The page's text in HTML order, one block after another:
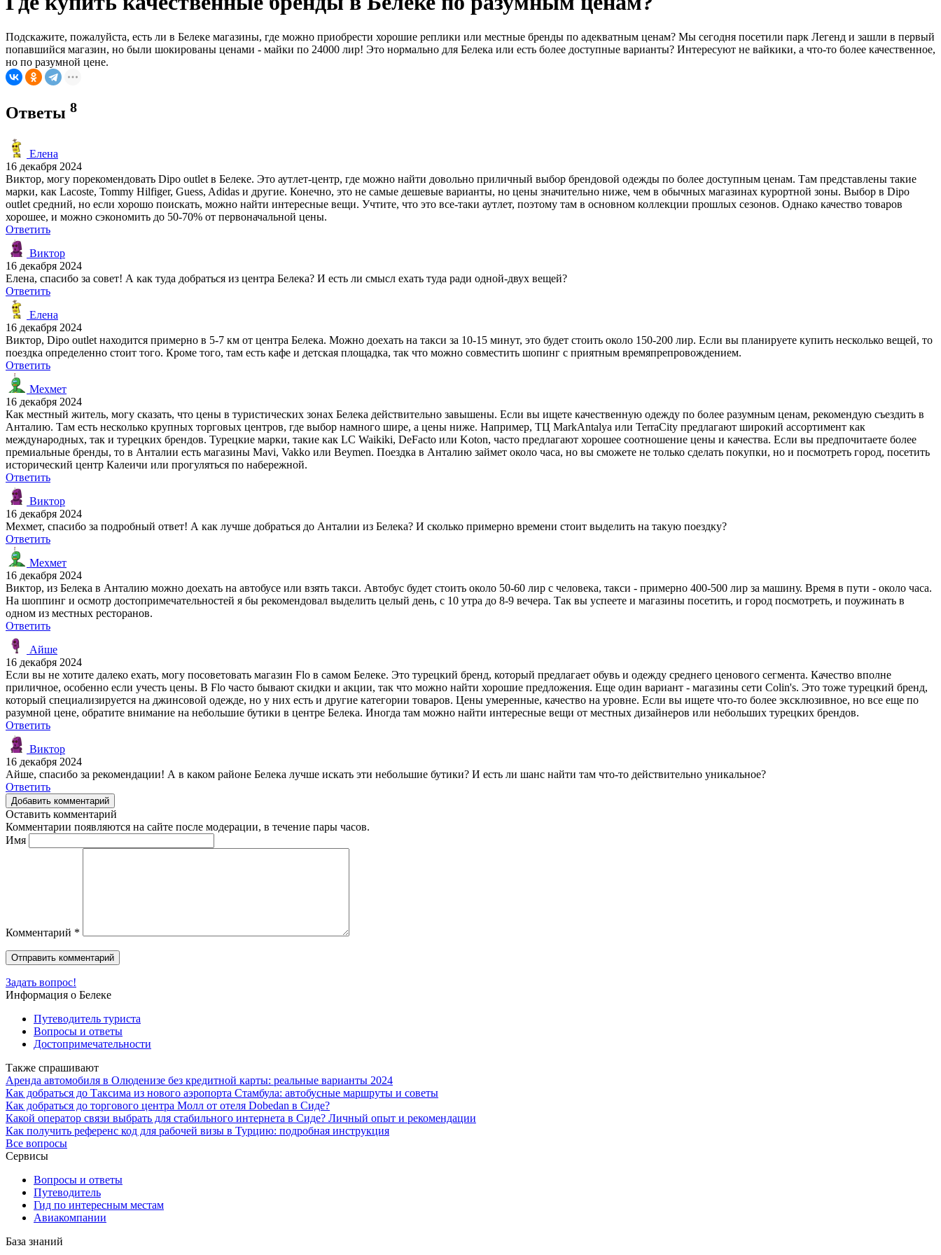
Подскажите, пожалуйста, есть ли в Белеке магазины, где можно приобрести хорошие реплики или местные бренды по адекватным ценам? Мы сегодня посетили парк Легенд и зашли в первый
попавшийся магазин, но были шокированы ценами - майки по 24000 лир! Это нормально для Белека или есть более доступные варианты? Интересуют не вайкики, а что-то более качественное,
но по разумной цене.
Ответы 8
Елена
16 декабря 2024
Виктор, могу порекомендовать Dipo outlet в Белеке. Это аутлет-центр, где можно найти довольно приличный выбор брендовой одежды по более доступным ценам. Там представлены такие
марки, как Lacoste, Tommy Hilfiger, Guess, Adidas и другие. Конечно, это не самые дешевые варианты, но цены значительно ниже, чем в обычных магазинах курортной зоны. Выбор в Dipo
outlet средний, но если хорошо поискать, можно найти интересные вещи. Учтите, что это все-таки аутлет, поэтому там в основном коллекции прошлых сезонов. Однако качество товаров
хорошее, и можно сэкономить до 50-70% от первоначальной цены.
Ответить
Виктор
16 декабря 2024
Елена, спасибо за совет! А как туда добраться из центра Белека? И есть ли смысл ехать туда ради одной-двух вещей?
Ответить
Елена
16 декабря 2024
Виктор, Dipo outlet находится примерно в 5-7 км от центра Белека. Можно доехать на такси за 10-15 минут, это будет стоить около 150-200 лир. Если вы планируете купить несколько вещей, то
поездка определенно стоит того. Кроме того, там есть кафе и детская площадка, так что можно совместить шопинг с приятным времяпрепровождением.
Ответить
Мехмет
16 декабря 2024
Как местный житель, могу сказать, что цены в туристических зонах Белека действительно завышены. Если вы ищете качественную одежду по более разумным ценам, рекомендую съездить в
Анталию. Там есть несколько крупных торговых центров, где выбор намного шире, а цены ниже. Например, ТЦ MarkAntalya или TerraCity предлагают широкий ассортимент как
международных, так и турецких брендов. Турецкие марки, такие как LC Waikiki, DeFacto или Koton, часто предлагают хорошее соотношение цены и качества. Если вы предпочитаете более
премиальные бренды, то в Анталии есть магазины Mavi, Vakko или Beymen. Поездка в Анталию займет около часа, но вы сможете не только сделать покупки, но и посмотреть город, посетить
исторический центр Калеичи или прогуляться по набережной.
Ответить
Виктор
16 декабря 2024
Мехмет, спасибо за подробный ответ! А как лучше добраться до Анталии из Белека? И сколько примерно времени стоит выделить на такую поездку?
Ответить
Мехмет
16 декабря 2024
Виктор, из Белека в Анталию можно доехать на автобусе или взять такси. Автобус будет стоить около 50-60 лир с человека, такси - примерно 400-500 лир за машину. Время в пути - около часа.
На шоппинг и осмотр достопримечательностей я бы рекомендовал выделить целый день, с 10 утра до 8-9 вечера. Так вы успеете и магазины посетить, и город посмотреть, и поужинать в
одном из местных ресторанов.
Ответить
Айше
16 декабря 2024
Если вы не хотите далеко ехать, могу посоветовать магазин Flo в самом Белеке. Это турецкий бренд, который предлагает обувь и одежду среднего ценового сегмента. Качество вполне
приличное, особенно если учесть цены. В Flo часто бывают скидки и акции, так что можно найти хорошие предложения. Еще один вариант - магазины сети Colin's. Это тоже турецкий бренд,
который специализируется на джинсовой одежде, но у них есть и другие категории товаров. Цены умеренные, качество на уровне. Если вы ищете что-то более эксклюзивное, но все еще по
разумной цене, обратите внимание на небольшие бутики в центре Белека. Иногда там можно найти интересные вещи от местных дизайнеров или небольших турецких брендов.
Ответить
Виктор
16 декабря 2024
Айше, спасибо за рекомендации! А в каком районе Белека лучше искать эти небольшие бутики? И есть ли шанс найти там что-то действительно уникальное?
Ответить
Добавить комментарий
Оставить комментарий
Комментарии появляются на сайте после модерации, в течение пары часов.
Имя
Комментарий *
Задать вопрос!
Информация о Белеке
Путеводитель туриста
Вопросы и ответы
Достопримечательности
Также спрашивают
Аренда автомобиля в Олюденизе без кредитной карты: реальные варианты 2024
Как добраться до Таксима из нового аэропорта Стамбула: автобусные маршруты и советы
Как добраться до торгового центра Молл от отеля Dobedan в Сиде?
Какой оператор связи выбрать для стабильного интернета в Сиде? Личный опыт и рекомендации
Как получить референс код для рабочей визы в Турцию: подробная инструкция
Все вопросы
Сервисы
Вопросы и ответы
Путеводитель
Гид по интересным местам
Авиакомпании
База знаний